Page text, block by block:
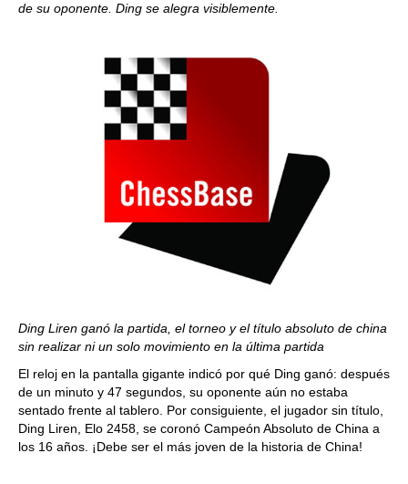
de su oponente. Ding se alegra visiblemente.
Ding Liren ganó la partida, el torneo y el título absoluto de china
sin realizar ni un solo movimiento en la última partida
El reloj en la pantalla gigante indicó por qué Ding ganó: después
de un minuto y 47 segundos, su oponente aún no estaba
sentado frente al tablero. Por consiguiente, el jugador sin título,
Ding Liren, Elo 2458, se coronó Campeón Absoluto de China a
los 16 años. ¡Debe ser el más joven de la historia de China!